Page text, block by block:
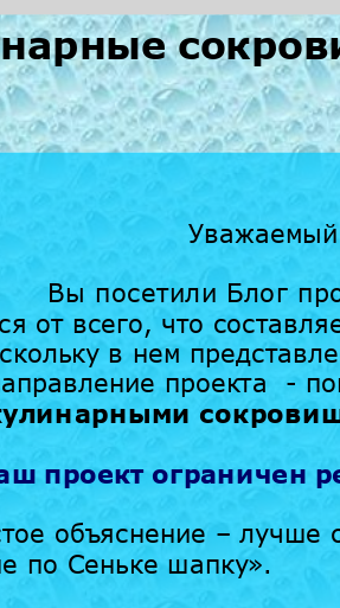
Уважаемый
Вы посетили Блог
от всего, что
в нем
проекта -
проект ограничен
объяснение – лучше
по Сеньке шапку».